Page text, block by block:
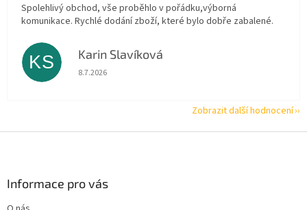
Spolehlivý obchod, vše proběhlo v pořádku,výborná
komunikace. Rychlé dodání zboží, které bylo dobře zabalené.
KS Karin Slavíková
Hodnocení obchodu je 5 z 5 hvězdiček.
8.7.2026
Zobrazit další hodnocení
Informace pro vás